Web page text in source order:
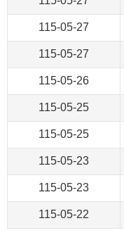
115-05-27
115-05-27
115-05-26
115-05-25
115-05-25
115-05-23
115-05-23
115-05-22